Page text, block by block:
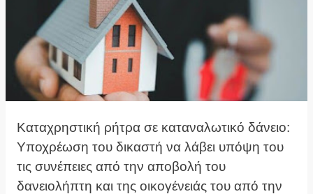
Καταχρηστική ρήτρα σε καταναλωτικό δάνειο:
Υποχρέωση του δικαστή να λάβει υπόψη του
τις συνέπειες από την αποβολή του
δανειολήπτη και της οικογένειάς του από την